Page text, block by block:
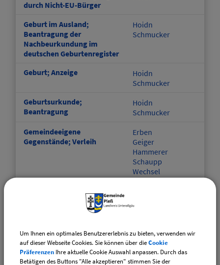
durch Nicht-EU-Bürger
Geburt im Ausland;
Beantragung der
Nachbeurkundung im
deutschen Geburtenregister
Hoidn
Schmucker
Geburt; Anzeige
Hoidn
Schmucker
Geburtsurkunde;
Beantragung
Hoidn
Schmucker
Gemeindeeigene
Gegenstände; Verleih
Erben
Geiger
Hammerer
Schaupp
Wechsel
Hammerer
Wechsel
Gemeinderat; Informationen
zu Sitzungsniederschriften
Erben
Geiger
Um Ihnen ein optimales Benutzererlebnis zu bieten, verwenden wir
auf dieser Webseite Cookies. Sie können über dieCookie
Präferenzen Ihre aktuelle Cookie Auswahl anpassen. Durch das
Betätigen des Buttons "Alle akzeptieren" stimmen Sie der